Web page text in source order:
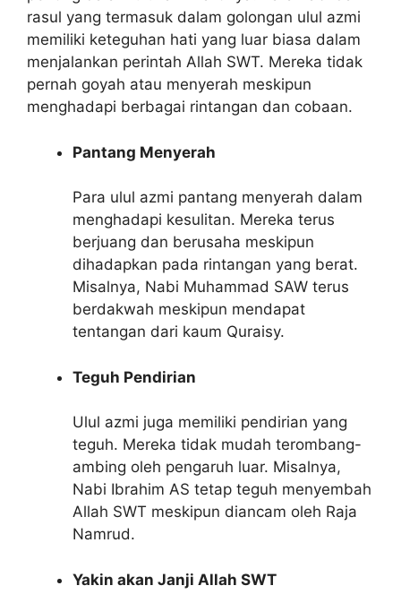
rasul yang termasuk dalam golongan ulul azmi
memiliki keteguhan hati yang luar biasa dalam
menjalankan perintah Allah SWT. Mereka tidak
pernah goyah atau menyerah meskipun
menghadapi berbagai rintangan dan cobaan.
Pantang Menyerah
Para ulul azmi pantang menyerah dalam
menghadapi kesulitan. Mereka terus
berjuang dan berusaha meskipun
dihadapkan pada rintangan yang berat.
Misalnya, Nabi Muhammad SAW terus
berdakwah meskipun mendapat
tentangan dari kaum Quraisy.
Teguh Pendirian
Ulul azmi juga memiliki pendirian yang
teguh. Mereka tidak mudah terombang-
ambing oleh pengaruh luar. Misalnya,
Nabi Ibrahim AS tetap teguh menyembah
Allah SWT meskipun diancam oleh Raja
Namrud.
Yakin akan Janji Allah SWT